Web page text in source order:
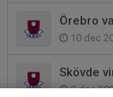
Örebro
10 dec
Skövde
9 dec